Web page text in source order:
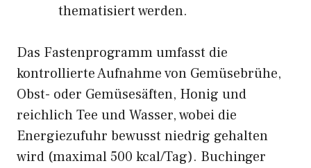
thematisiert werden.
Das Fastenprogramm umfasst die
kontrollierte Aufnahme von Gemüsebrühe,
Obst- oder Gemüsesäften, Honig und
reichlich Tee und Wasser, wobei die
Energiezufuhr bewusst niedrig gehalten
wird (maximal 500 kcal/Tag). Buchinger